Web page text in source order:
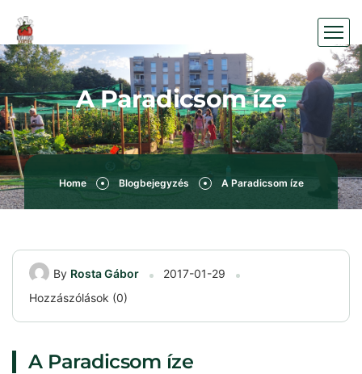
A Paradicsom íze
Home Blogbejegyzés A Paradicsom íze
By Rosta Gábor
2017-01-29
Hozzászólások (0)
A Paradicsom íze